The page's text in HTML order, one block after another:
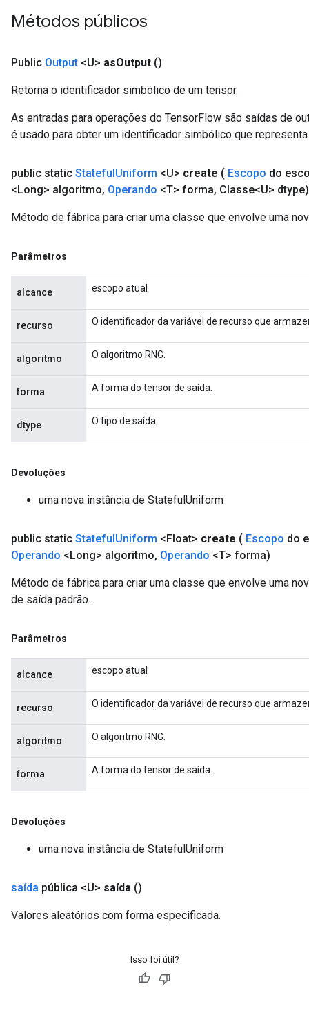
Métodos públicos
Public Output <U> asOutput ()
Retorna o identificador simbólico de um tensor.
As entradas para operações do TensorFlow são saídas de
é usado para obter um identificador simbólico que
public static StatefulUniform <U> create ( Escopo do
<Long> algoritmo, Operando <T> forma, Classe<U> dtype)
Método de fábrica para criar uma classe que envolve uma
Parâmetros
alcance escopo atual
recurso O identificador da variável de recurso que
algoritmo O algoritmo RNG.
forma A forma do tensor de saída.
dtype O tipo de saída.
Devoluções
uma nova instância de StatefulUniform
public static StatefulUniform <Float> create ( Escopo do
Operando <Long> algoritmo, Operando <T> forma)
Método de fábrica para criar uma classe que envolve uma
de saída padrão.
Parâmetros
alcance escopo atual
recurso O identificador da variável de recurso que
algoritmo O algoritmo RNG.
forma A forma do tensor de saída.
Devoluções
uma nova instância de StatefulUniform
saída pública <U> saída ()
Valores aleatórios com forma especificada.
Isso foi útil?